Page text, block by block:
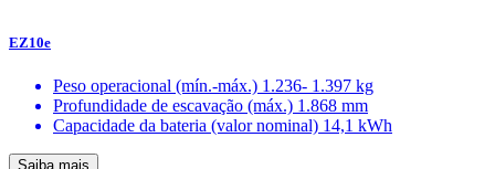
EZ10e
Peso operacional (mín.-máx.) 1.236- 1.397 kg
Profundidade de escavação (máx.) 1.868 mm
Capacidade da bateria (valor nominal) 14,1 kWh
Saiba mais